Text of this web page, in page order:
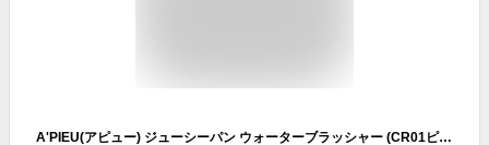
A'PIEU(アピュー) ジューシーパン ウォーターブラッシャー (CR01ピーチウォーター)